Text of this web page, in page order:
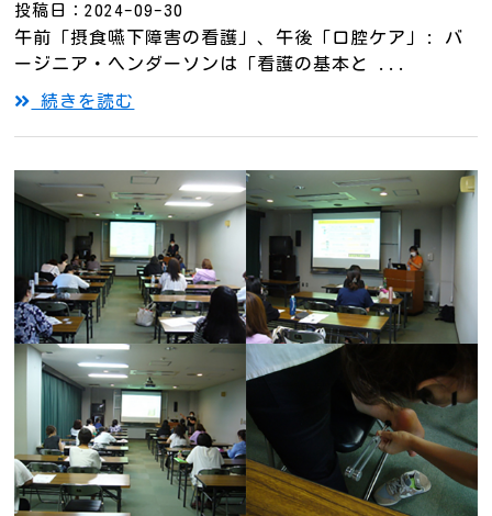
投稿日：2024-09-30
午前「摂食嚥下障害の看護」、午後「口腔ケア」: バ
ージニア・ヘンダーソンは「看護の基本と ...
続きを読む